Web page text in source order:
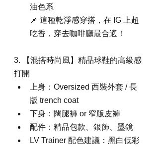
油色系
📌 這種乾淨感穿搭，在 IG 上超
吃香，穿去咖啡廳最合適！
3. 【混搭時尚風】精品球鞋的高級感
打開
上身：Oversized 西裝外套 / 長
版 trench coat
下身：闊腿褲 or 窄版皮褲
配件：精品包款、銀飾、墨鏡
LV Trainer 配色建議：黑白低彩